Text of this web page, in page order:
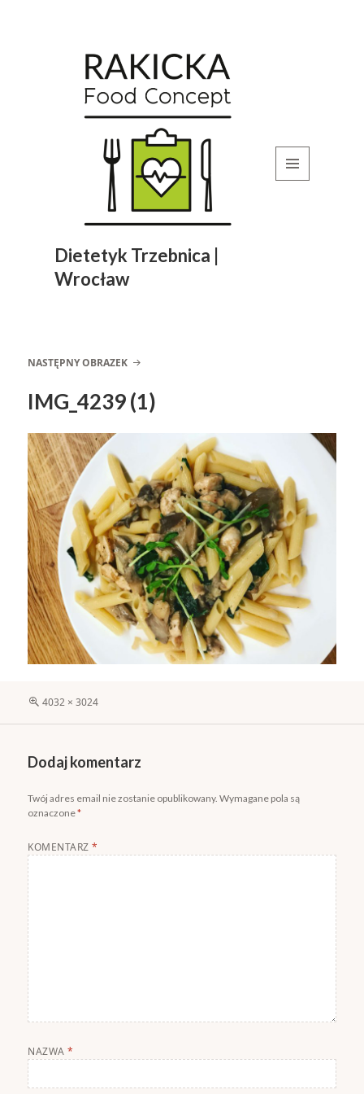
Dietetyk Trzebnica |
Wrocław
NASTĘPNY OBRAZEK
IMG_4239 (1)
Pełny
4032 × 3024
Dodaj komentarz
Twój adres email nie zostanie opublikowany. Wymagane pola są
oznaczone*
KOMENTARZ*
NAZWA*